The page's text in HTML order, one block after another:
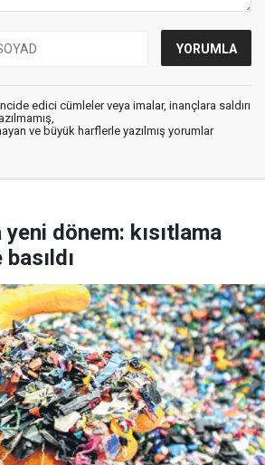
edici cümleler veya imalar, inançlara saldırı
ve büyük harflerle yazılmış yorumlar
dönem: kısıtlama